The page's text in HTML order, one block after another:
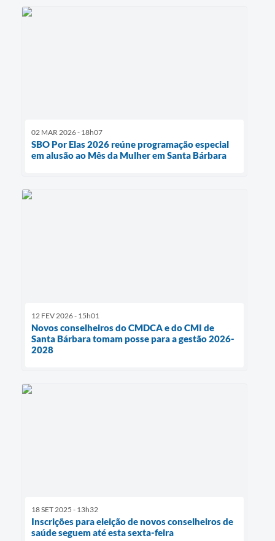
02 MAR 2026 - 18h07
SBO Por Elas 2026 reúne programação especial
em alusão ao Mês da Mulher em Santa Bárbara
12 FEV 2026 - 15h01
Novos conselheiros do CMDCA e do CMI de
Santa Bárbara tomam posse para a gestão 2026-
2028
18 SET 2025 - 13h32
Inscrições para eleição de novos conselheiros de
saúde seguem até esta sexta-feira